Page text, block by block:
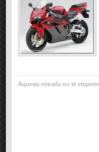
Aquesta entrada no té